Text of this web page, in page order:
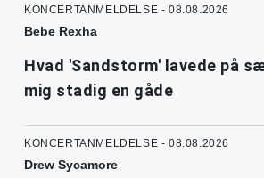
KONCERTANMELDELSE - 08.08.2026
Bebe Rexha
Hvad 'Sandstorm' lavede på
mig stadig en gåde
KONCERTANMELDELSE - 08.08.2026
Drew Sycamore